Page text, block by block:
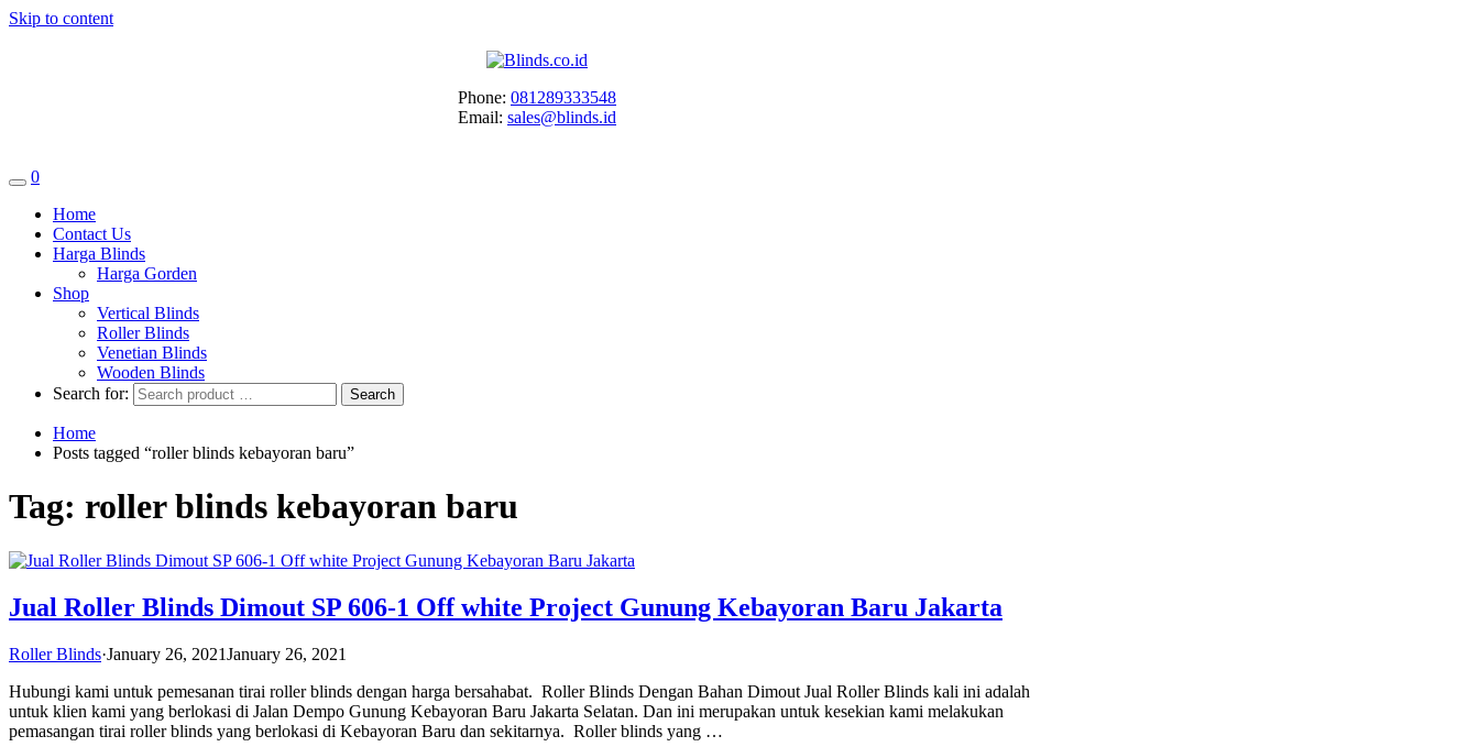
Skip to content
Phone: 081289333548
Email: sales@blinds.id
0
Home
Contact Us
Harga Blinds
Harga Gorden
Shop
Vertical Blinds
Roller Blinds
Venetian Blinds
Wooden Blinds
Search for:
Home
Posts tagged “roller blinds kebayoran baru”
Tag: roller blinds kebayoran baru
Jual Roller Blinds Dimout SP 606-1 Off white Project Gunung Kebayoran Baru Jakarta
Roller Blinds·January 26, 2021January 26, 2021
Hubungi kami untuk pemesanan tirai roller blinds dengan harga bersahabat. Roller Blinds Dengan Bahan Dimout Jual Roller Blinds kali ini adalah
untuk klien kami yang berlokasi di Jalan Dempo Gunung Kebayoran Baru Jakarta Selatan. Dan ini merupakan untuk kesekian kami melakukan
pemasangan tirai roller blinds yang berlokasi di Kebayoran Baru dan sekitarnya. Roller blinds yang …